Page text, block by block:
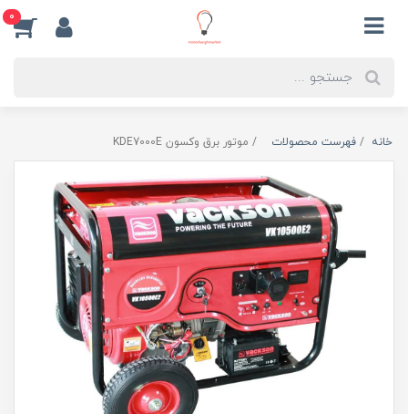
0
خانه فهرست محصولات موتور برق وکسون KDE7000E